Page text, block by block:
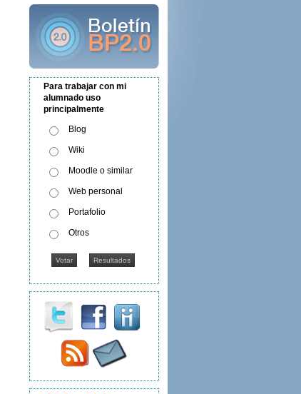
Para trabajar con mi
alumnado uso
principalmente
Blog
Wiki
Moodle o similar
Web personal
Portafolio
Otros